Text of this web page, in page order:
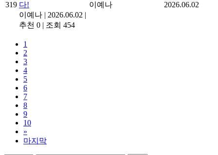
319 다!
이예나 | 2026.06.02 |
추천 0 | 조회 454
이예나 2026.06.02
1
2
3
4
5
6
7
8
9
10
»
마지막